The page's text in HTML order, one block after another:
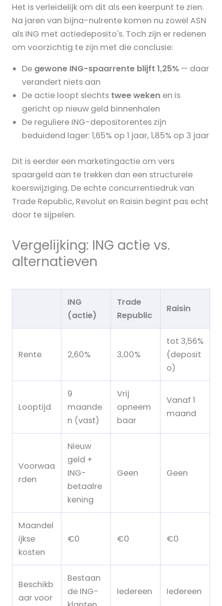
Het is verleidelijk om dit als een keerpunt te zien.
Na jaren van bijna-nulrente komen nu zowel ASN
als ING met actiedeposito's. Toch zijn er redenen
om voorzichtig te zijn met die conclusie:
De gewone ING-spaarrente blijft 1,25% — daar
verandert niets aan
De actie loopt slechts twee weken en is
gericht op nieuw geld binnenhalen
De reguliere ING-depositorentes zijn
beduidend lager: 1,65% op 1 jaar, 1,85% op 3 jaar
Dit is eerder een marketingactie om vers
spaargeld aan te trekken dan een structurele
koerswijziging. De echte concurrentiedruk van
Trade Republic, Revolut en Raisin begint pas echt
door te sijpelen.
Vergelijking: ING actie vs.
alternatieven
ING
(actie)
Trade
Republic
Raisin
Rente 2,60% 3,00%
tot 3,56%
(deposit
o)
Looptijd
9
maande
n (vast)
Vrij
opneem
baar
Vanaf 1
maand
Voorwaa
rden
Nieuw
geld +
ING-
betaalre
kening
Geen Geen
Maandel
ijkse
kosten
€0 €0 €0
Beschikb
aar voor
Bestaan
de ING-
Iedereen Iedereen